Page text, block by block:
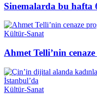
Sinemalarda bu hafta
Kültür-Sanat
Ahmet Telli’nin
Kültür-Sanat